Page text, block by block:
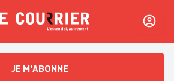
L'essentiel, autrement
JE M'ABONNE